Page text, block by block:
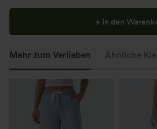
+ In den
Mehr zum Verlieben Ähnliche